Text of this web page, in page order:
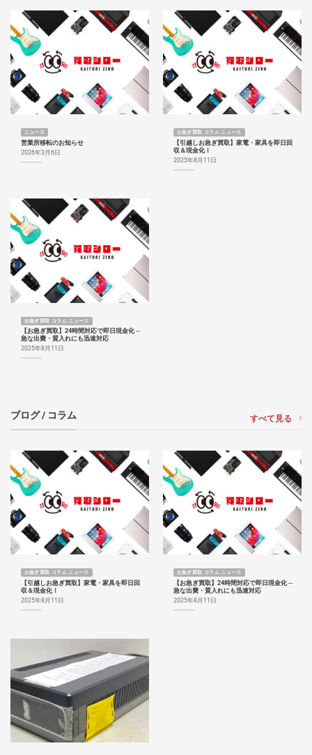
ニュース
営業所移転のお知らせ
2026年3月6日
お急ぎ買取 コラム ニュース
【引越しお急ぎ買取】家電・家具を即日回
収＆現金化！
2025年8月11日
お急ぎ買取 コラム ニュース
【お急ぎ買取】24時間対応で即日現金化 ─
急な出費・質入れにも迅速対応
2025年8月11日
ブログ / コラム すべて見る
お急ぎ買取 コラム ニュース
【引越しお急ぎ買取】家電・家具を即日回
収＆現金化！
2025年8月11日
お急ぎ買取 コラム ニュース
【お急ぎ買取】24時間対応で即日現金化 ─
急な出費・質入れにも迅速対応
2025年8月11日